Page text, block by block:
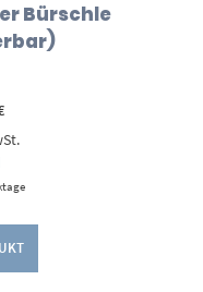
Bürschle
Preisspanne:
bis